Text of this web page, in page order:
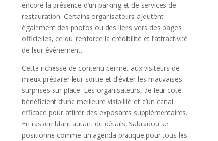
encore la présence d’un parking et de services de
restauration. Certains organisateurs ajoutent
également des photos ou des liens vers des pages
officielles, ce qui renforce la crédibilité et l’attractivité
de leur événement.
Cette richesse de contenu permet aux visiteurs de
mieux préparer leur sortie et d’éviter les mauvaises
surprises sur place. Les organisateurs, de leur côté,
bénéficient d’une meilleure visibilité et d’un canal
efficace pour attirer des exposants supplémentaires.
En rassemblant autant de détails, Sabradou se
positionne comme un agenda pratique pour tous les